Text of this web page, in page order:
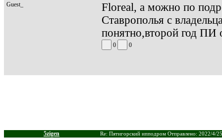
Guest_
Floreal, а можно по
Ставрополья с
понятно,второй год ПИ
0 0
5zigen Re: Пятигорский ипподром Отправлено: 2022/4/